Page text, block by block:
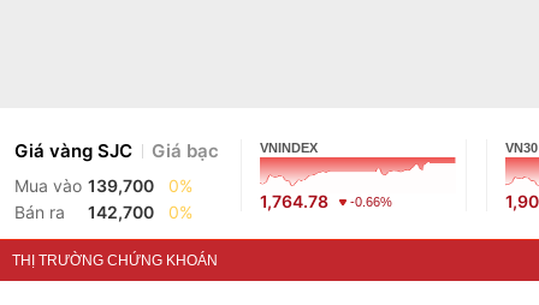
Giá vàng SJC Giá bạc
Mua vào 139,700
0%
Bán ra
142,700 0%
VNINDEX
1,764.78 -0.66%
VN30
THỊ TRƯỜNG CHỨNG KHOÁN